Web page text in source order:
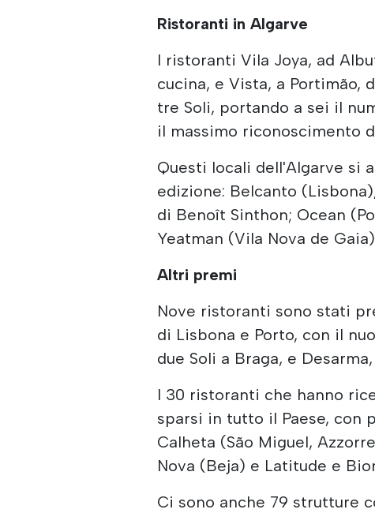
Ristoranti in Algarve
I ristoranti Vila Joya, ad
cucina, e Vista, a Portimão,
tre Soli, portando a sei il
il massimo riconoscimento
Questi locali dell'Algarve si
edizione: Belcanto
di Benoît Sinthon; Ocean
Yeatman (Vila Nova de
Altri premi
Nove ristoranti sono stati
di Lisbona e Porto, con il
due Soli a Braga, e
I 30 ristoranti che hanno
sparsi in tutto il Paese, con
Calheta (São Miguel,
Nova (Beja) e Latitude e
Ci sono anche 79 strutture